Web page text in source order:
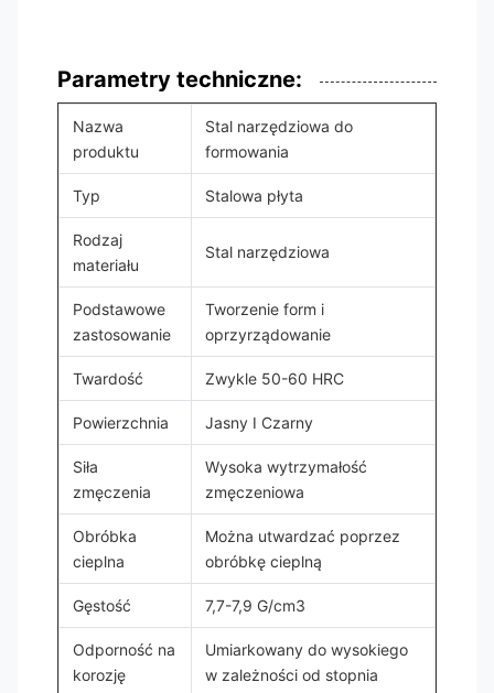
Parametry techniczne:
Nazwa
produktu
Stal narzędziowa do
formowania
Typ Stalowa płyta
Rodzaj
materiału
Stal narzędziowa
Podstawowe
zastosowanie
Tworzenie form i
oprzyrządowanie
Twardość Zwykle 50-60 HRC
Powierzchnia Jasny I Czarny
Siła
zmęczenia
Wysoka wytrzymałość
zmęczeniowa
Obróbka
cieplna
Można utwardzać poprzez
obróbkę cieplną
Gęstość 7,7-7,9 G/cm3
Odporność na
korozję
Umiarkowany do wysokiego
w zależności od stopnia